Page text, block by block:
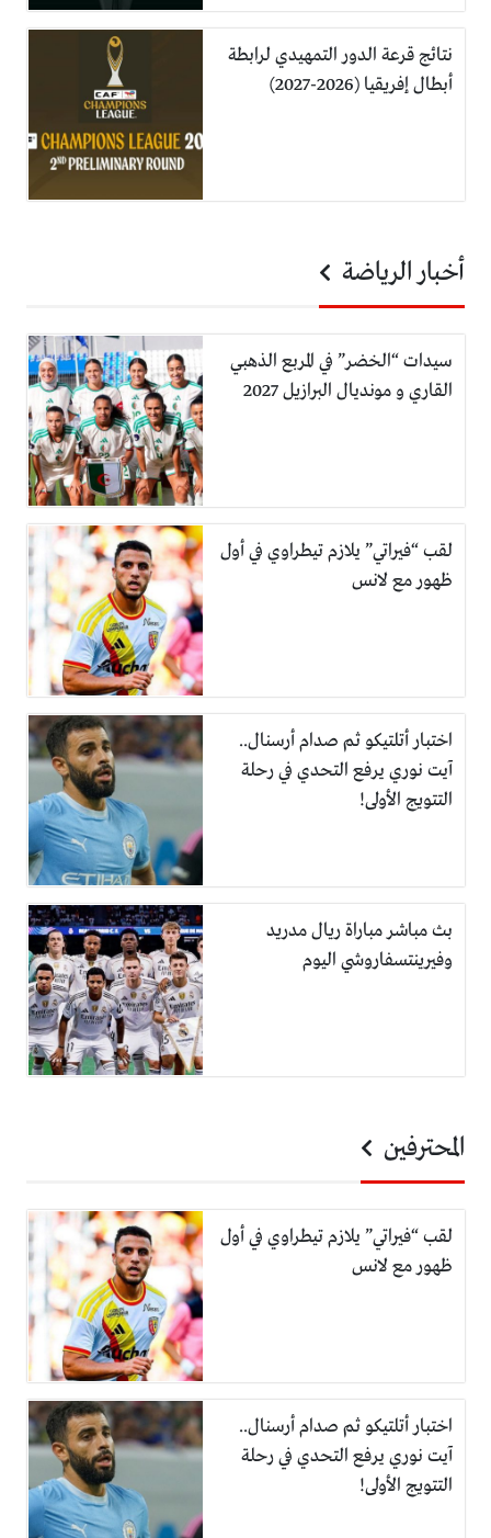
نتائج قرعة الدور التمهيدي لرابطة
أبطال إفريقيا (2026-2027)
أخبار الرياضة
سيدات “الخضر” في المربع الذهبي
القاري و مونديال البرازيل 2027
لقب “فيراتي” يلازم تيطراوي في أول
ظهور مع لانس
اختبار أتلتيكو ثم صدام أرسنال..
آيت نوري يرفع التحدي في رحلة
التتويج الأولى!
بث مباشر مباراة ريال مدريد
وفيرينتسفاروشي اليوم
المحترفين
لقب “فيراتي” يلازم تيطراوي في أول
ظهور مع لانس
اختبار أتلتيكو ثم صدام أرسنال..
آيت نوري يرفع التحدي في رحلة
التتويج الأولى!